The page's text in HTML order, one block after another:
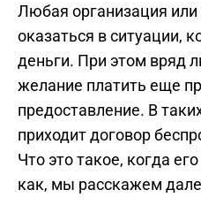
Любая организация
оказаться в ситуации,
деньги. При этом вряд
желание платить еще
предоставление. В
приходит договор
Что это такое, когда
как, мы расскажем